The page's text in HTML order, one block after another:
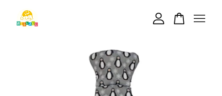
您的購物車目前還是空的。
繼續購物